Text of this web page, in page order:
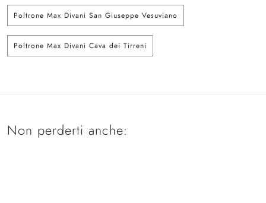
Poltrone Max Divani San Giuseppe Vesuviano
Poltrone Max Divani Cava dei Tirreni
Non perderti anche: